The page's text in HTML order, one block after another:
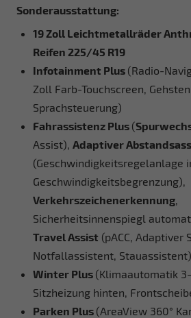
Sonderausstattung:
19 Zoll Leichtmetallräder
Reifen 225/45 R19
Infotainment Plus (Radio-
Zoll Farb-Touchscreen,
Sprachsteuerung)
Fahrassistenz Plus (
Assist), Adaptiver
(Geschwindigkeitsregelanlage
Geschwindigkeitsbegrenzung),
Verkehrszeichenerkennung
Sicherheitsinnenspiegl
Travel Assist (pACC, Adaptiver
Notfallassistent,
Winter Plus (Klimaautomatik
Sitzheizung hinten,
Parken Plus (AreaView 360°